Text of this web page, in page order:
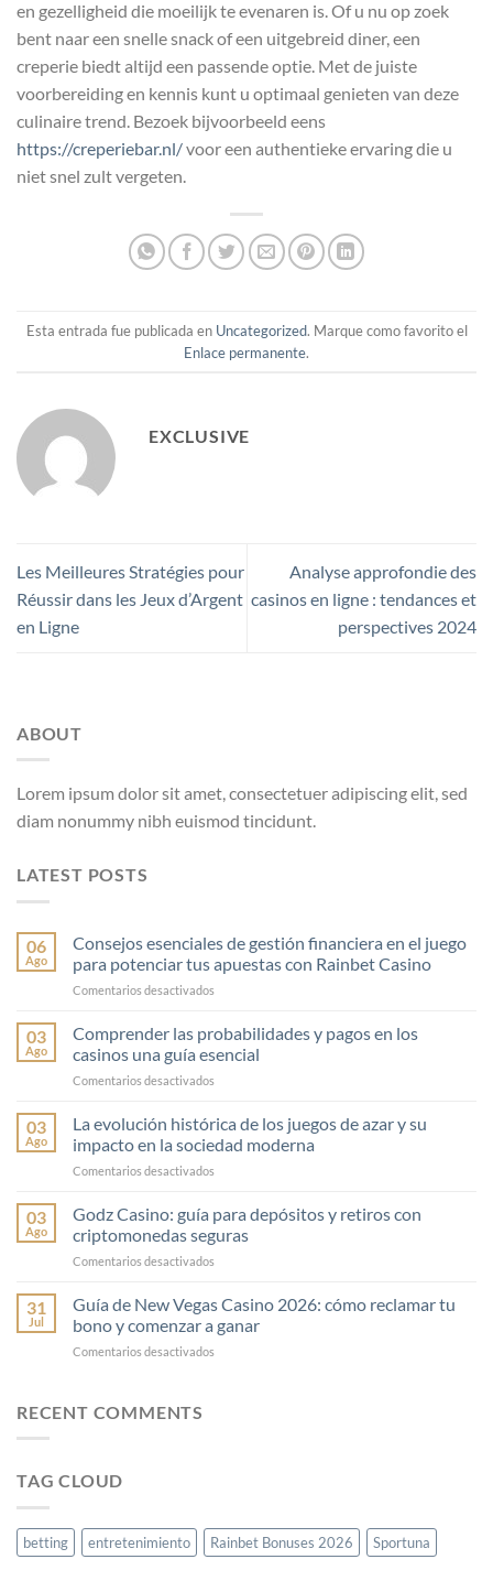
en gezelligheid die moeilijk te evenaren is. Of u nu op zoek
bent naar een snelle snack of een uitgebreid diner, een
creperie biedt altijd een passende optie. Met de juiste
voorbereiding en kennis kunt u optimaal genieten van deze
culinaire trend. Bezoek bijvoorbeeld eens
https://creperiebar.nl/voor een authentieke ervaring die u
niet snel zult vergeten.
Esta entrada fue publicada en Uncategorized. Marque como favorito el
Enlace permanente.
EXCLUSIVE
Les Meilleures Stratégies pour
Réussir dans les Jeux d’Argent
en Ligne
Analyse approfondie des
casinos en ligne : tendances et
perspectives 2024
ABOUT
Lorem ipsum dolor sit amet, consectetuer adipiscing elit, sed
diam nonummy nibh euismod tincidunt.
LATEST POSTS
06
Ago
Consejos esenciales de gestión financiera en el juego
para potenciar tus apuestas con Rainbet Casino
Comentarios desactivados
esenciales
de
gestión
financiera
el
juego
potenciar
apuestas
con
Casino
03
Ago
Comprender las probabilidades y pagos en los
casinos una guía esencial
Comentarios desactivados
las
probabilidades
y
pagos
los
casinos
una
guía
03
Ago
La evolución histórica de los juegos de azar y su
impacto en la sociedad moderna
Comentarios desactivados
evolución
histórica
de
los
de
y
su
03
Ago
Godz Casino: guía para depósitos y retiros con
criptomonedas seguras
Comentarios desactivados
Casino:
guía
para
depósitos
31
Jul
Guía de New Vegas Casino 2026: cómo reclamar tu
bono y comenzar a ganar
Comentarios desactivados
bono
y
RECENT COMMENTS
TAG CLOUD
betting entretenimiento Rainbet Bonuses 2026 Sportuna